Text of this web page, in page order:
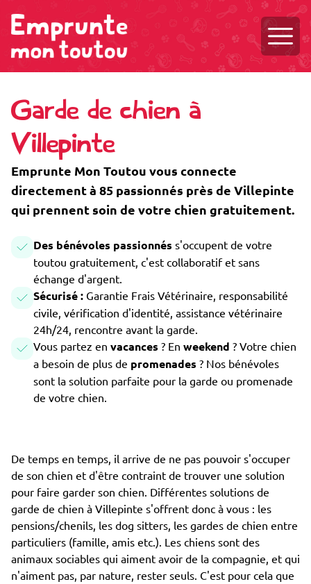
Garde de chien à
Villepinte
Emprunte Mon Toutou vous connecte
directement à 85 passionnés près de Villepinte
qui prennent soin de votre chien gratuitement.
Des bénévoles passionnés s'occupent de votre
toutou gratuitement, c'est collaboratif et sans
échange d'argent.
Sécurisé : Garantie Frais Vétérinaire, responsabilité
civile, vérification d'identité, assistance vétérinaire
24h/24, rencontre avant la garde.
Vous partez en vacances ? En weekend ? Votre chien
a besoin de plus de promenades ? Nos bénévoles
sont la solution parfaite pour la garde ou promenade
de votre chien.
De temps en temps, il arrive de ne pas pouvoir s'occuper
de son chien et d'être contraint de trouver une solution
pour faire garder son chien. Différentes solutions de
garde de chien à Villepinte s'offrent donc à vous : les
pensions/chenils, les dog sitters, les gardes de chien entre
particuliers (famille, amis etc.). Les chiens sont des
animaux sociables qui aiment avoir de la compagnie, et qui
n'aiment pas, par nature, rester seuls. C'est pour cela que